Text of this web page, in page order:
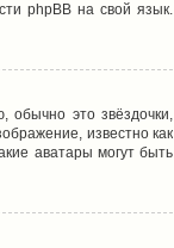
phpBB на свой язык.
обычно это звёздочки,
известно как
аватары могут быть